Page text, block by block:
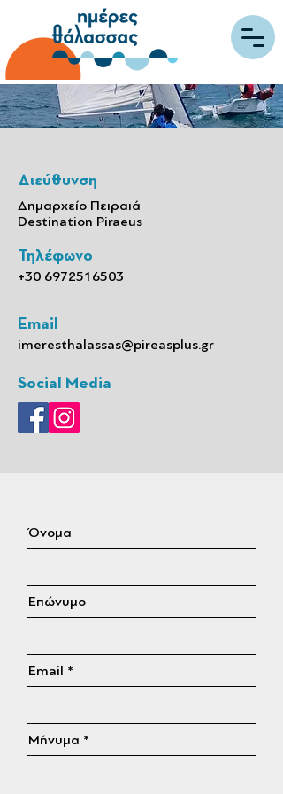
Διεύθυνση
Δημαρχείο Πειραιά
Destination Piraeus
Τηλέφωνο
+30 6972516503
Email
imeresthalassas@pireasplus.gr
Social Media
Όνομα
Επώνυμο
Email
Μήνυμα